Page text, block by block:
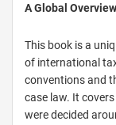
A Global
This book is a
of international
conventions and
case law. It
were decided